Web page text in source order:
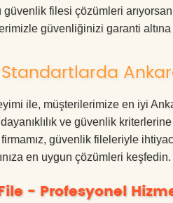
güvenlik filesi çözümleri
güvenliğinizi garanti
Ankara
ile, müşterilerimize en iyi
ve güvenlik
güvenlik fileleriyle
en uygun çözümleri keşfedin.
- Profesyonel